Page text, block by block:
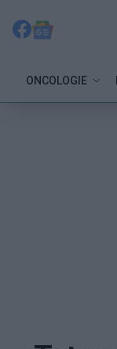
ONCOLOGIE